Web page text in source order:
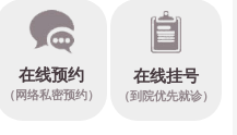
在线预约
（网络私密预约）
在线挂号
（到院优先就诊）